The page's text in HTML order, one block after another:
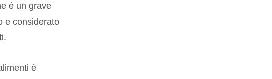
è un grave
e considerato
è